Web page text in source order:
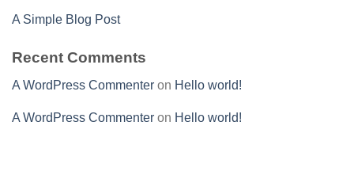
A Simple Blog Post
Recent Comments
A WordPress Commenter on Hello world!
A WordPress Commenter on Hello world!